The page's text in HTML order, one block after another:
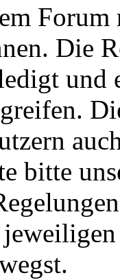
Die
und
bitte